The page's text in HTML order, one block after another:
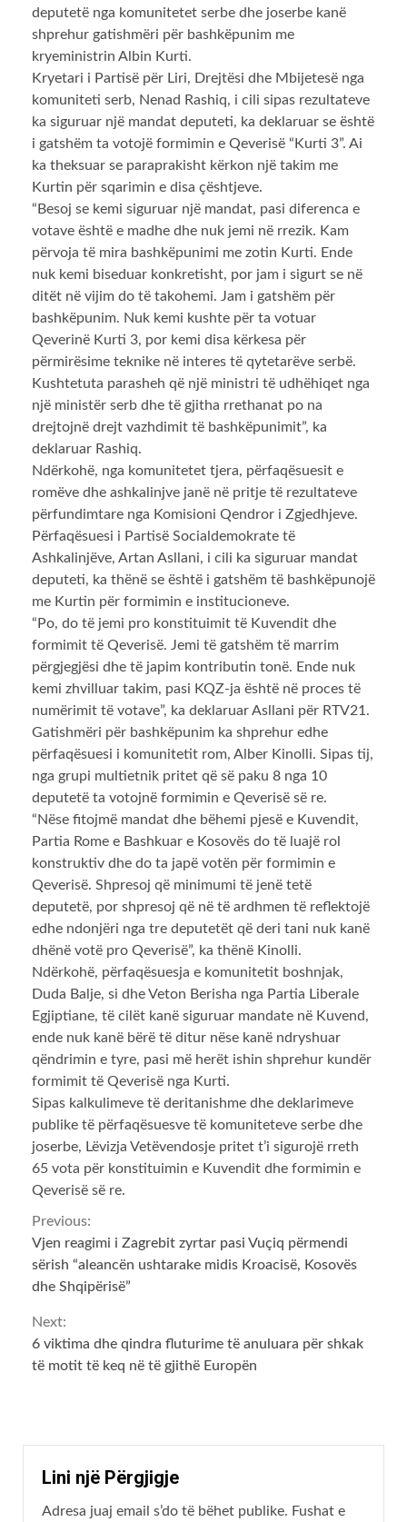
deputetë nga komunitetet serbe dhe joserbe kanë
shprehur gatishmëri për bashkëpunim me
kryeministrin Albin Kurti.
Kryetari i Partisë për Liri, Drejtësi dhe Mbijetesë nga
komuniteti serb, Nenad Rashiq, i cili sipas rezultateve
ka siguruar një mandat deputeti, ka deklaruar se është
i gatshëm ta votojë formimin e Qeverisë “Kurti 3”. Ai
ka theksuar se paraprakisht kërkon një takim me
Kurtin për sqarimin e disa çështjeve.
“Besoj se kemi siguruar një mandat, pasi diferenca e
votave është e madhe dhe nuk jemi në rrezik. Kam
përvoja të mira bashkëpunimi me zotin Kurti. Ende
nuk kemi biseduar konkretisht, por jam i sigurt se në
ditët në vijim do të takohemi. Jam i gatshëm për
bashkëpunim. Nuk kemi kushte për ta votuar
Qeverinë Kurti 3, por kemi disa kërkesa për
përmirësime teknike në interes të qytetarëve serbë.
Kushtetuta parasheh që një ministri të udhëhiqet nga
një ministër serb dhe të gjitha rrethanat po na
drejtojnë drejt vazhdimit të bashkëpunimit”, ka
deklaruar Rashiq.
Ndërkohë, nga komunitetet tjera, përfaqësuesit e
romëve dhe ashkalinjve janë në pritje të rezultateve
përfundimtare nga Komisioni Qendror i Zgjedhjeve.
Përfaqësuesi i Partisë Socialdemokrate të
Ashkalinjëve, Artan Asllani, i cili ka siguruar mandat
deputeti, ka thënë se është i gatshëm të bashkëpunojë
me Kurtin për formimin e institucioneve.
“Po, do të jemi pro konstituimit të Kuvendit dhe
formimit të Qeverisë. Jemi të gatshëm të marrim
përgjegjësi dhe të japim kontributin tonë. Ende nuk
kemi zhvilluar takim, pasi KQZ-ja është në proces të
numërimit të votave”, ka deklaruar Asllani për RTV21.
Gatishmëri për bashkëpunim ka shprehur edhe
përfaqësuesi i komunitetit rom, Alber Kinolli. Sipas tij,
nga grupi multietnik pritet që së paku 8 nga 10
deputetë ta votojnë formimin e Qeverisë së re.
“Nëse fitojmë mandat dhe bëhemi pjesë e Kuvendit,
Partia Rome e Bashkuar e Kosovës do të luajë rol
konstruktiv dhe do ta japë votën për formimin e
Qeverisë. Shpresoj që minimumi të jenë tetë
deputetë, por shpresoj që në të ardhmen të reflektojë
edhe ndonjëri nga tre deputetët që deri tani nuk kanë
dhënë votë pro Qeverisë”, ka thënë Kinolli.
Ndërkohë, përfaqësuesja e komunitetit boshnjak,
Duda Balje, si dhe Veton Berisha nga Partia Liberale
Egjiptiane, të cilët kanë siguruar mandate në Kuvend,
ende nuk kanë bërë të ditur nëse kanë ndryshuar
qëndrimin e tyre, pasi më herët ishin shprehur kundër
formimit të Qeverisë nga Kurti.
Sipas kalkulimeve të deritanishme dhe deklarimeve
publike të përfaqësuesve të komuniteteve serbe dhe
joserbe, Lëvizja Vetëvendosje pritet t’i sigurojë rreth
65 vota për konstituimin e Kuvendit dhe formimin e
Qeverisë së re.
Continue
Reading
Previous:
Vjen reagimi i Zagrebit zyrtar pasi Vuçiq përmendi
sërish “aleancën ushtarake midis Kroacisë, Kosovës
dhe Shqipërisë”
Next:
6 viktima dhe qindra fluturime të anuluara për shkak
të motit të keq në të gjithë Europën
Lini një Përgjigje
Adresa juaj email s’do të bëhet publike. Fushat e